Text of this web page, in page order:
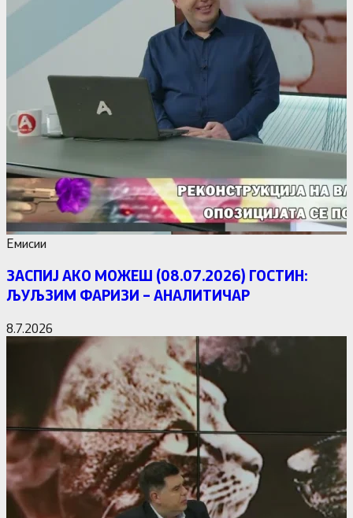
Емисии
ЗАСПИЈ АКО МОЖЕШ (08.07.2026) ГОСТИН:
ЉУЉЗИМ ФАРИЗИ – АНАЛИТИЧАР
8.7.2026